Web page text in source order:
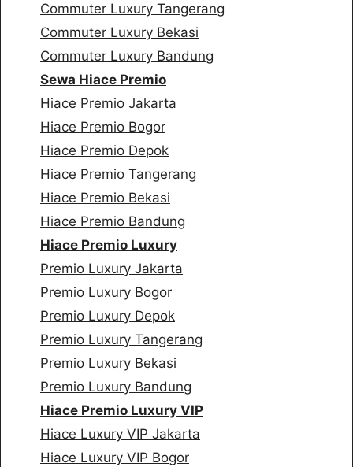
Commuter Luxury Tangerang
Commuter Luxury Bekasi
Commuter Luxury Bandung
Sewa Hiace Premio
Hiace Premio Jakarta
Hiace Premio Bogor
Hiace Premio Depok
Hiace Premio Tangerang
Hiace Premio Bekasi
Hiace Premio Bandung
Hiace Premio Luxury
Premio Luxury Jakarta
Premio Luxury Bogor
Premio Luxury Depok
Premio Luxury Tangerang
Premio Luxury Bekasi
Premio Luxury Bandung
Hiace Premio Luxury VIP
Hiace Luxury VIP Jakarta
Hiace Luxury VIP Bogor